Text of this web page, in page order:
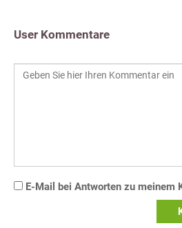
User Kommentare
E-Mail bei Antworten zu meinem